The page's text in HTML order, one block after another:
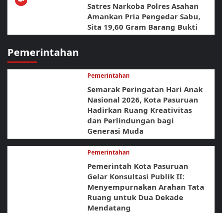
Satres Narkoba Polres Asahan
Amankan Pria Pengedar Sabu,
Sita 19,60 Gram Barang Bukti
Pemerintahan
Pemerintahan
Semarak Peringatan Hari Anak
Nasional 2026, Kota Pasuruan
Hadirkan Ruang Kreativitas
dan Perlindungan bagi
Generasi Muda
Pemerintahan
Pemerintah Kota Pasuruan
Gelar Konsultasi Publik II:
Menyempurnakan Arahan Tata
Ruang untuk Dua Dekade
Mendatang